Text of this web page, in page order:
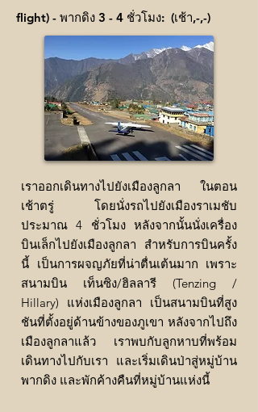
flight) - พากดิง 3 - 4 ชั่วโมง: (เช้า,-,-)
เราออกเดินทางไปยังเมืองลูกลา ในตอน
เช้าตรู่ โดยนั่งรถไปยังเมืองราเมชับ
ประมาณ 4 ชั่วโมง หลังจากนั้นนั่งเครื่อง
บินเล็กไปยังเมืองลูกลา สำหรับการบินครั้ง
นี้ เป็นการผจญภัยที่น่าตื่นเต้นมาก เพราะ
สนามบิน เท็นซิง/ฮิลลารี (Tenzing /
Hillary) แห่งเมืองลูกลา เป็นสนามบินที่สูง
ชันที่ตั้งอยู่ด้านข้างของภูเขา หลังจากไปถึง
เมืองลูกลาแล้ว เราพบกับลูกหาบที่พร้อม
เดินทางไปกับเรา และเริ่มเดินป่าสู่หมู่บ้าน
พากดิง และพักค้างคืนที่หมู่บ้านแห่งนี้